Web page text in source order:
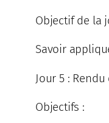
Objectif de la
Savoir
Jour 5 :
Objectifs :